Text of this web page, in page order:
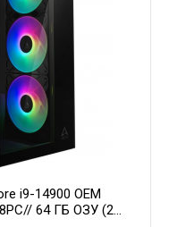
i9-14900 OEM
64 ГБ ОЗУ (2